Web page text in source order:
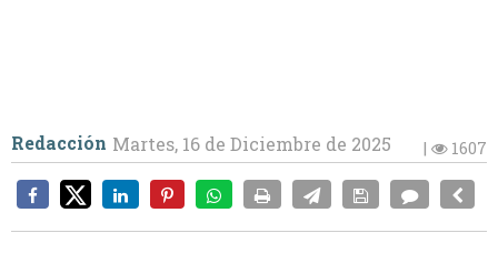
Redacción | 1607
Martes, 16 de Diciembre de 2025